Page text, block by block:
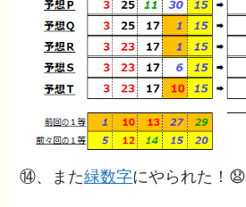
⑭、また緑数字にやられた！😧